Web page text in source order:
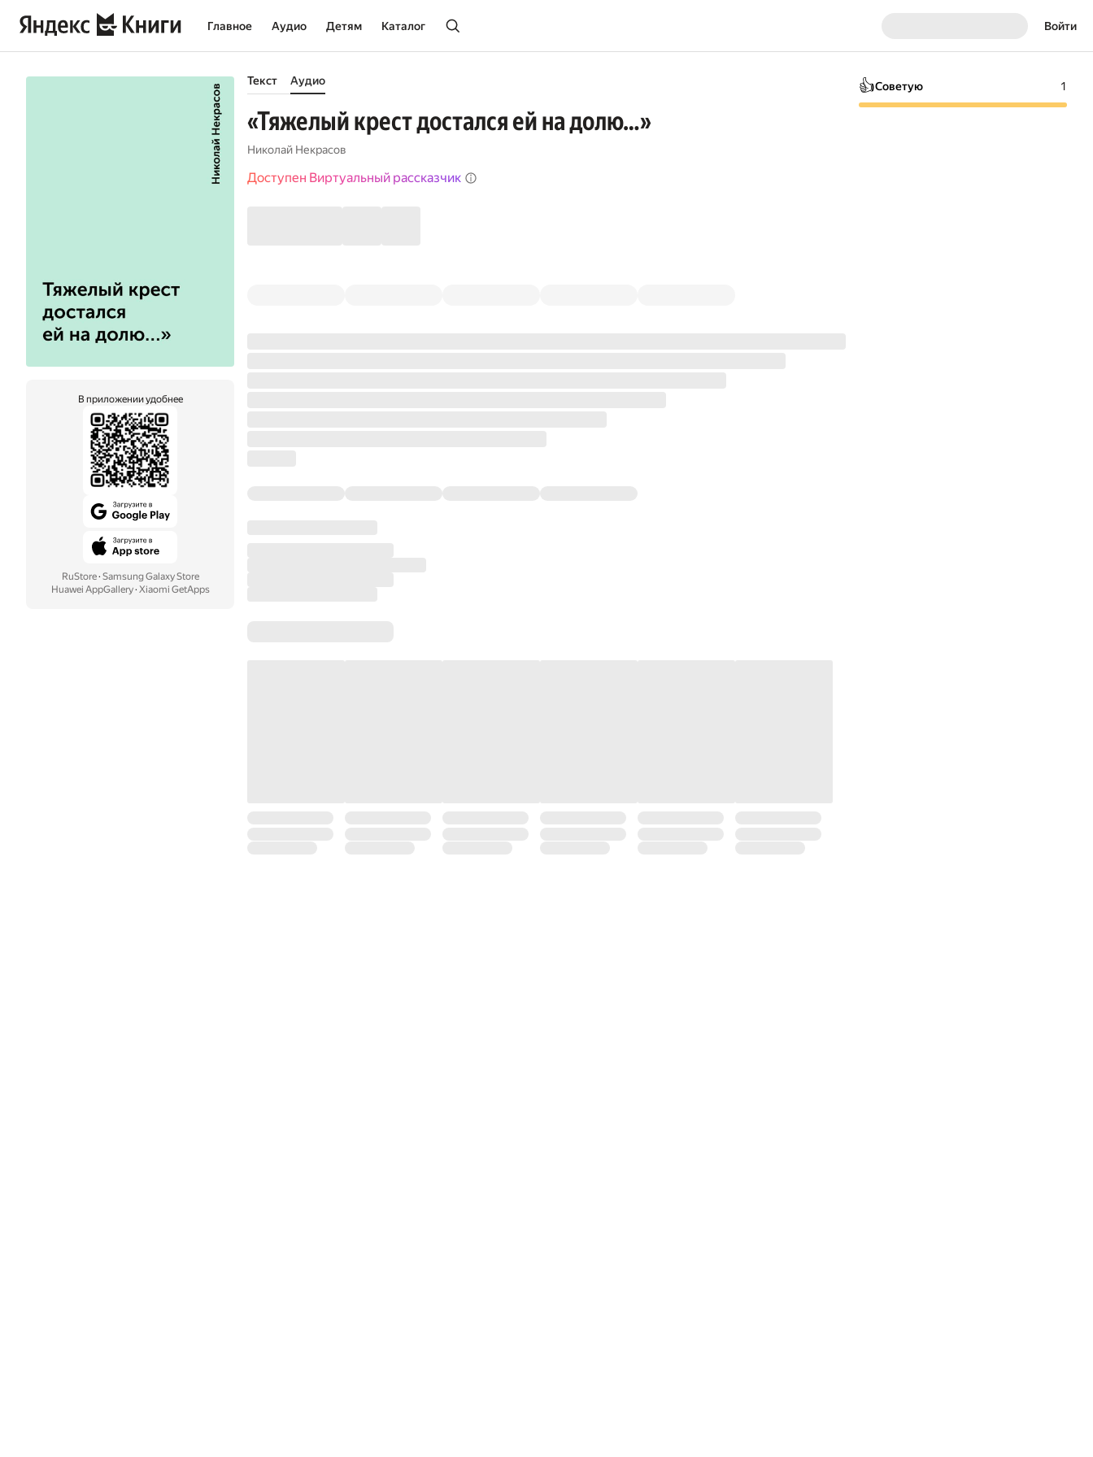
Главное Аудио Детям Каталог Войти
В приложении удобнее
RuStore· Samsung Galaxy Store
Huawei AppGallery· Xiaomi GetApps
Текст Аудио
«Тяжелый крест достался ей на долю…»
Николай Некрасов
Доступен Виртуальный рассказчик
👍Советую 1